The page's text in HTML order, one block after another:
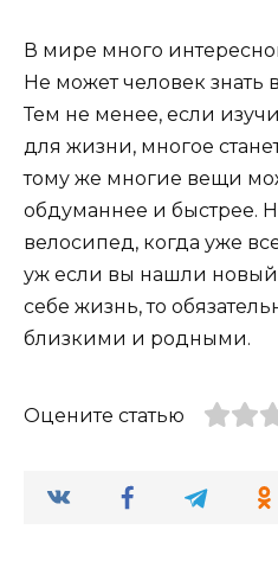
В мире много
Не может человек знать
Тем не менее, если
для жизни, многое
тому же многие вещи
обдуманнее и быстрее.
велосипед, когда уже
уж если вы нашли новый
себе жизнь, то
близкими и родными.
Оцените статью